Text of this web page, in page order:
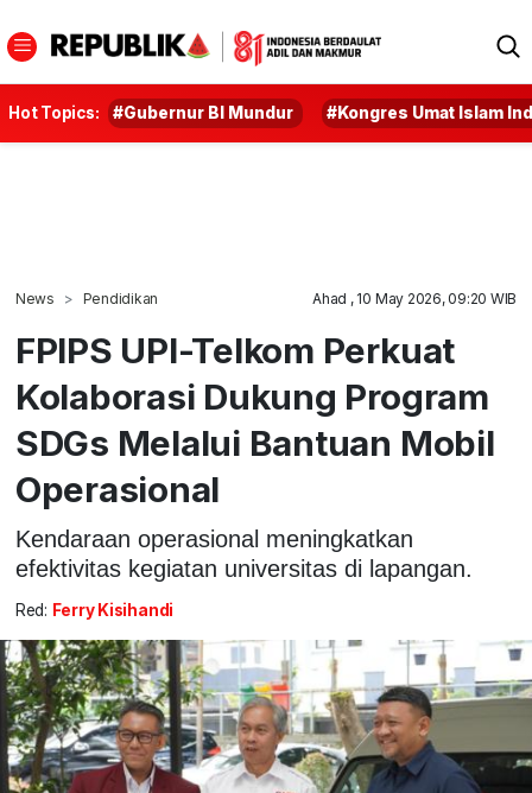
Hot Topics: #Gubernur BI Mundur #Kongres Umat Islam
News Pendidikan Ahad , 10 May 2026, 09:20 WIB
FPIPS UPI-Telkom Perkuat
Kolaborasi Dukung Program
SDGs Melalui Bantuan Mobil
Operasional
Kendaraan operasional meningkatkan
efektivitas kegiatan universitas di lapangan.
Red: Ferry Kisihandi